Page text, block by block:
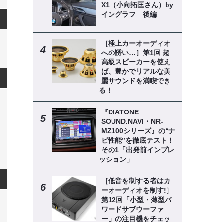
X1（小向拓匡さん）by
イングラフ 後編
［極上カーオーディオ
への誘い…］第1回 超
高級スピーカーを使え
ば、豊かでリアルな美
麗サウンドを満喫でき
る！
『DIATONE
SOUND.NAVI・NR-
MZ100シリーズ』の“ナ
ビ性能”を徹底テスト！
その1「出発前インプレ
ッション」
［低音を制する者はカ
ーオーディオを制す!］
第12回「小型・薄型パ
ワードサブウーファ
ー」の注目機をチェッ